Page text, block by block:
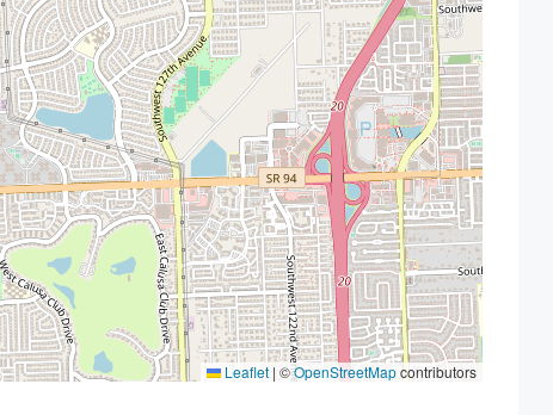
Leaflet | ©OpenStreetMapcontributors